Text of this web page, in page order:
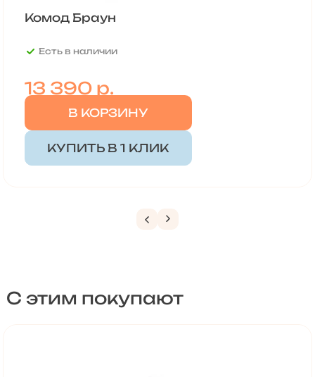
Комод Браун
Есть в наличии
13 390р.
В КОРЗИНУ
КУПИТЬ В 1 КЛИК
С этим покупают